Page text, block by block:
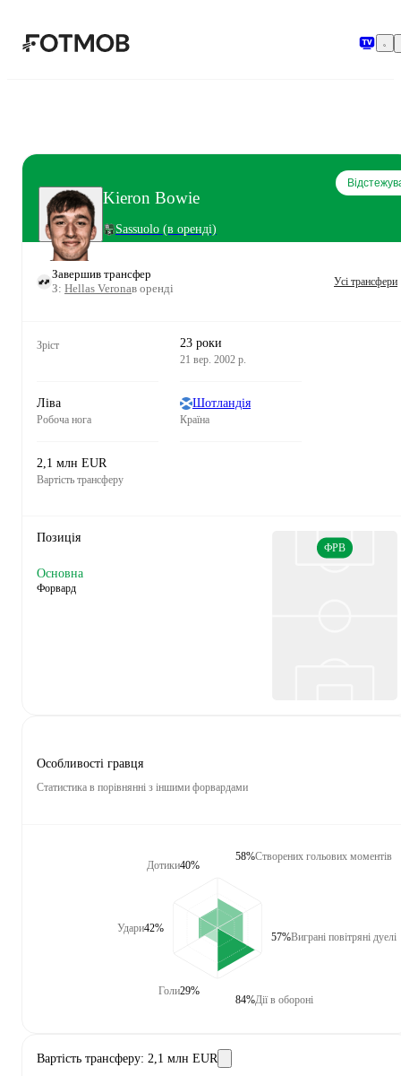
Kieron Bowie
Sassuolo (в оренді)
Завершив трансфер
З: Hellas Veronaв оренді
Усі трансфери
Зріст 23 роки
21 вер. 2002 р.
Ліва
Робоча нога
Шотландія
Країна
2,1 млн EUR
Вартість трансферу
Позиція
Основна
Форвард
ФРВ
Особливості гравця
Статистика в порівнянні з іншими форвардами
Дотики40%
Удари42%
Голи29%
Створених гольових моментів
58%
Виграні повітряні дуелі
57%
Дії в обороні
84%
Вартість трансферу: 2,1 млн EUR